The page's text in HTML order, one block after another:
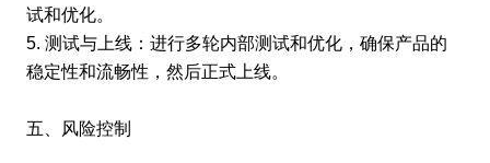
试和优化。
5. 测试与上线：进行多轮内部测试和优化，确保产品的
稳定性和流畅性，然后正式上线。
五、风险控制